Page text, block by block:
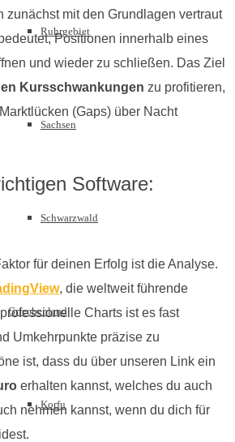
Ruhrgebiet
Sachsen
Schwarzwald
Griechenland
Korfu
zunächst mit den Grundlagen vertraut
Positionen innerhalb eines
und wieder zu schließen. Das Ziel
Kursschwankungen zu profitieren,
(Gaps) über Nacht
Software:
für deinen Erfolg ist die Analyse.
, die weltweit führende
Charts ist es fast
Umkehrpunkte präzise zu
ist, dass du über unseren Link ein
erhalten kannst, welches du auch
nehmen kannst, wenn du dich für